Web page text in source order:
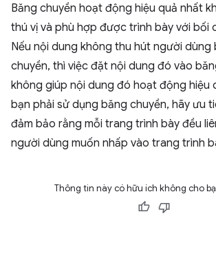
Băng chuyền hoạt động hiệu quả nhất
thú vị và phù hợp được trình bày với bối
Nếu nội dung không thu hút người dùng
chuyền, thì việc đặt nội dung đó vào
không giúp nội dung đó hoạt động hiệu
bạn phải sử dụng băng chuyền, hãy ưu
đảm bảo rằng mỗi trang trình bày đều
người dùng muốn nhấp vào trang trình
Thông tin này có hữu ích không cho